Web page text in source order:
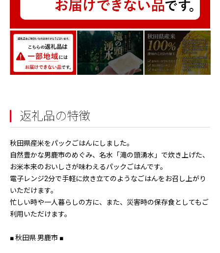
返礼品の特徴
秋田県産米をパックごはんにしました。
自然豊かな男鹿市のめぐみ、名水「滝の頭湧水」で炊き上げた、
お米本来のおいしさが味わえるパックごはんです。
電子レンジ2分で手軽に炊き立てのようなごはんをお召し上がり
いただけます。
忙しい時や一人暮らしの方に、また、災害時の保存食としてもご
利用いただけます。
■ 秋田県 男鹿市 ■